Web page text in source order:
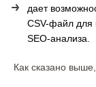
дает
CSV-файл для
SEO-анализа.
Как сказано